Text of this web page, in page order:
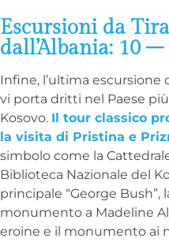
Escursioni da
dall’Albania: 10 –
Infine, l’ultima escursione
vi porta dritti nel Paese
Kosovo. Il tour classico
la visita di Pristina e
simbolo come la
Biblioteca Nazionale del
principale “George Bush”,
monumento a Madeline
eroine e il monumento ai